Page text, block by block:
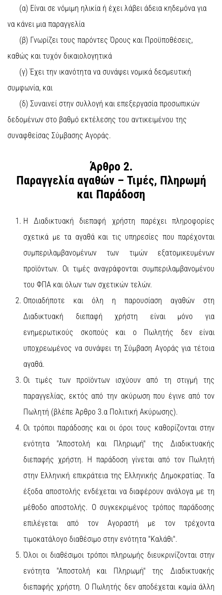
(α) Είναι σε νόμιμη ηλικία ή έχει λάβει άδεια κηδεμόνα για
να κάνει μια παραγγελία
(β) Γνωρίζει τους παρόντες Όρους και Προϋποθέσεις,
καθώς και τυχόν δικαιολογητικά
(γ) Έχει την ικανότητα να συνάψει νομικά δεσμευτική
συμφωνία, και
(δ) Συναινεί στην συλλογή και επεξεργασία προσωπικών
δεδομένων στο βαθμό εκτέλεσης του αντικειμένου της
συναφθείσας Σύμβασης Αγοράς.
Άρθρο 2.
Παραγγελία αγαθών – Τιμές, Πληρωμή
και Παράδοση
Η Διαδικτυακή διεπαφή χρήστη παρέχει πληροφορίες
σχετικά με τα αγαθά και τις υπηρεσίες που παρέχονται
συμπεριλαμβανομένων των τιμών εξατομικευμένων
προϊόντων. Οι τιμές αναγράφονται συμπεριλαμβανομένου
του ΦΠΑ και όλων των σχετικών τελών.
Οποιαδήποτε και όλη η παρουσίαση αγαθών στη
Διαδικτυακή διεπαφή χρήστη είναι μόνο για
ενημερωτικούς σκοπούς και ο Πωλητής δεν είναι
υποχρεωμένος να συνάψει τη Σύμβαση Αγοράς για τέτοια
αγαθά.
Οι τιμές των προϊόντων ισχύουν από τη στιγμή της
παραγγελίας, εκτός από την ακύρωση που έγινε από τον
Πωλητή (βλέπε Άρθρο 3.α Πολιτική Ακύρωσης).
Οι τρόποι παράδοσης και οι όροι τους καθορίζονται στην
ενότητα "Αποστολή και Πληρωμή" της Διαδικτυακής
διεπαφής χρήστη. Η παράδοση γίνεται από τον Πωλητή
στην Ελληνική επικράτεια της Ελληνικής Δημοκρατίας. Τα
έξοδα αποστολής ενδέχεται να διαφέρουν ανάλογα με τη
μέθοδο αποστολής. Ο συγκεκριμένος τρόπος παράδοσης
επιλέγεται από τον Αγοραστή με τον τρέχοντα
τιμοκατάλογο διαθέσιμο στην ενότητα "Καλάθι".
Όλοι οι διαθέσιμοι τρόποι πληρωμής διευκρινίζονται στην
ενότητα "Αποστολή και Πληρωμή" της Διαδικτυακής
διεπαφής χρήστη. Ο Πωλητής δεν αποδέχεται καμία άλλη